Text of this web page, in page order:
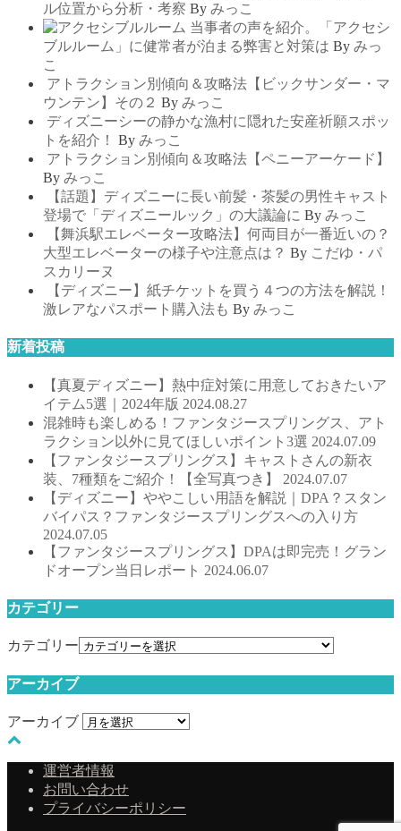
ル位置から分析・考察 By みっこ
当事者の声を紹介。「アクセシ
ブルルーム」に健常者が泊まる弊害と対策は By みっ
こ
アトラクション別傾向＆攻略法【ビックサンダー・マ
ウンテン】その２ By みっこ
ディズニーシーの静かな漁村に隠れた安産祈願スポッ
トを紹介！
By みっこ
アトラクション別傾向＆攻略法【ペニーアーケード】
By みっこ
【話題】ディズニーに長い前髪・茶髪の男性キャスト
登場で「ディズニールック」の大議論に By みっこ
【舞浜駅エレベーター攻略法】何両目が一番近いの？
大型エレベーターの様子や注意点は？ By こだゆ・パ
スカリーヌ
【ディズニー】紙チケットを買う４つの方法を解説！
激レアなパスポート購入法も By みっこ
新着投稿
【真夏ディズニー】熱中症対策に用意しておきたいア
イテム5選｜2024年版 2024.08.27
混雑時も楽しめる！ファンタジースプリングス、アト
ラクション以外に見てほしいポイント3選 2024.07.09
【ファンタジースプリングス】キャストさんの新衣
装、7種類をご紹介！【全写真つき】 2024.07.07
【ディズニー】ややこしい用語を解説｜DPA？スタン
バイパス？ファンタジースプリングスへの入り方
2024.07.05
【ファンタジースプリングス】DPAは即完売！グラン
ドオープン当日レポート 2024.06.07
カテゴリー
カテゴリー
アーカイブ
アーカイブ
運営者情報
お問い合わせ
プライバシーポリシー